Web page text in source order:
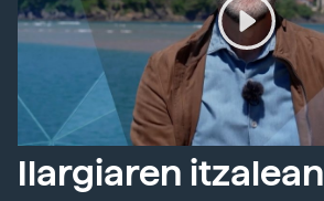
Ilargiaren itzalean